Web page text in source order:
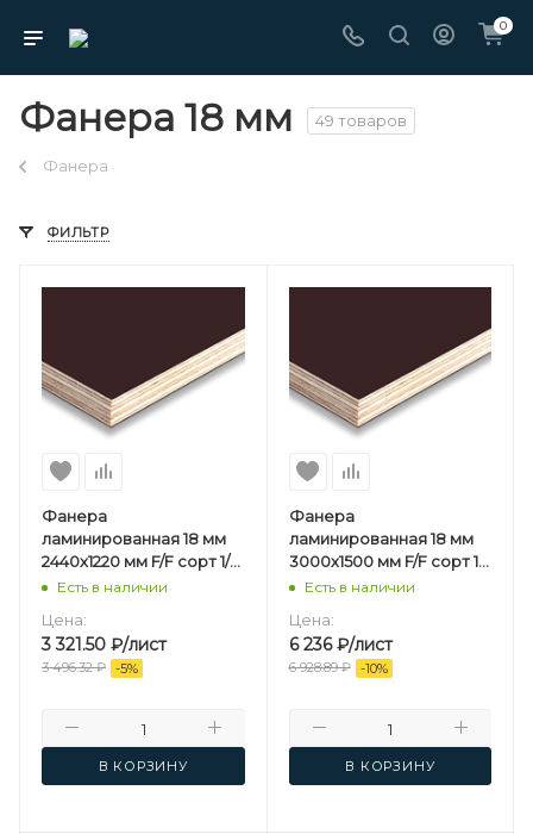
0
Фанера 18 мм 49 товаров
Фанера
ФИЛЬТР
Фанера
ламинированная 18 мм
2440х1220 мм F/F сорт 1/1
березовая
Есть в наличии
Цена:
3 321.50 ₽/лист
3 496.32₽ -5%
В КОРЗИНУ
Фанера
ламинированная 18 мм
3000х1500 мм F/F сорт 1/1
березовая
Есть в наличии
Цена:
6 236₽/лист
6 928.89₽ -10%
В КОРЗИНУ